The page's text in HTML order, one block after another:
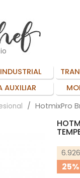
AUXILIAR
HotmixPro